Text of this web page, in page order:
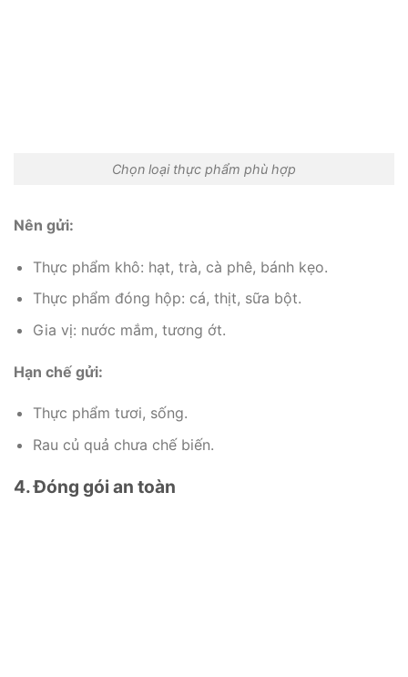
Chọn loại thực phẩm phù hợp
Nên gửi:
Thực phẩm khô: hạt, trà, cà phê, bánh kẹo.
Thực phẩm đóng hộp: cá, thịt, sữa bột.
Gia vị: nước mắm, tương ớt.
Hạn chế gửi:
Thực phẩm tươi, sống.
Rau củ quả chưa chế biến.
4. Đóng gói an toàn